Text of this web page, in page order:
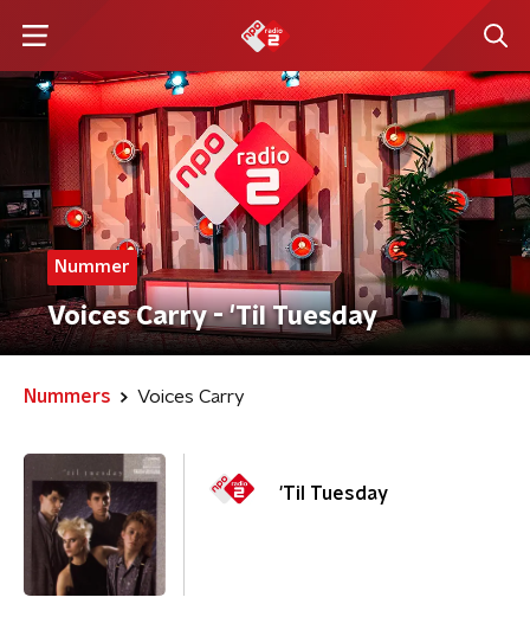
Nummer
Voices Carry - 'Til Tuesday
Nummers Voices Carry
'Til Tuesday